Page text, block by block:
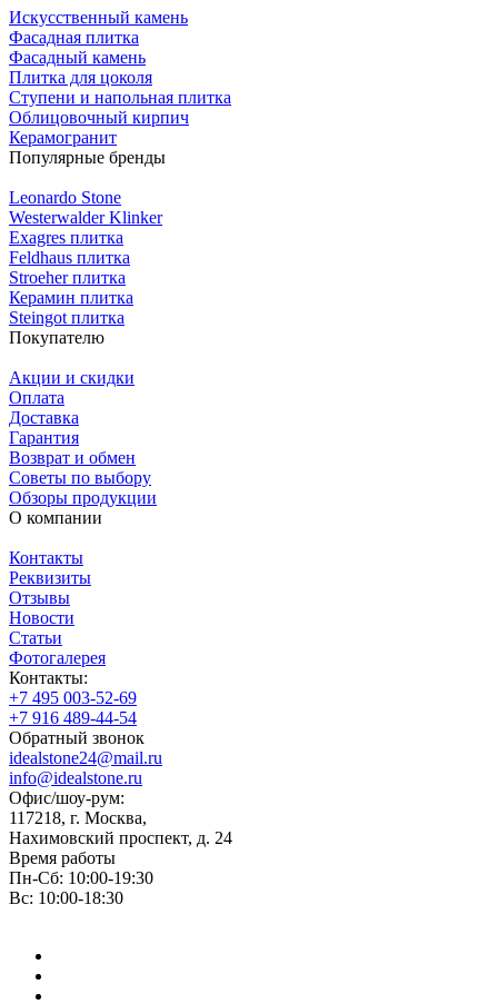
Искусственный камень
Фасадная плитка
Фасадный камень
Плитка для цоколя
Ступени и напольная плитка
Облицовочный кирпич
Керамогранит
Популярные бренды
Leonardo Stone
Westerwalder Klinker
Exagres плитка
Feldhaus плитка
Stroeher плитка
Керамин плитка
Steingot плитка
Покупателю
Акции и скидки
Оплата
Доставка
Гарантия
Возврат и обмен
Советы по выбору
Обзоры продукции
О компании
Контакты
Реквизиты
Отзывы
Новости
Статьи
Фотогалерея
Контакты:
+7 495 003-52-69
+7 916 489-44-54
Обратный звонок
idealstone24@mail.ru
info@idealstone.ru
Офис/шоу-рум:
117218, г. Москва,
Нахимовский проспект, д. 24
Время работы
Пн-Сб: 10:00-19:30
Вс: 10:00-18:30